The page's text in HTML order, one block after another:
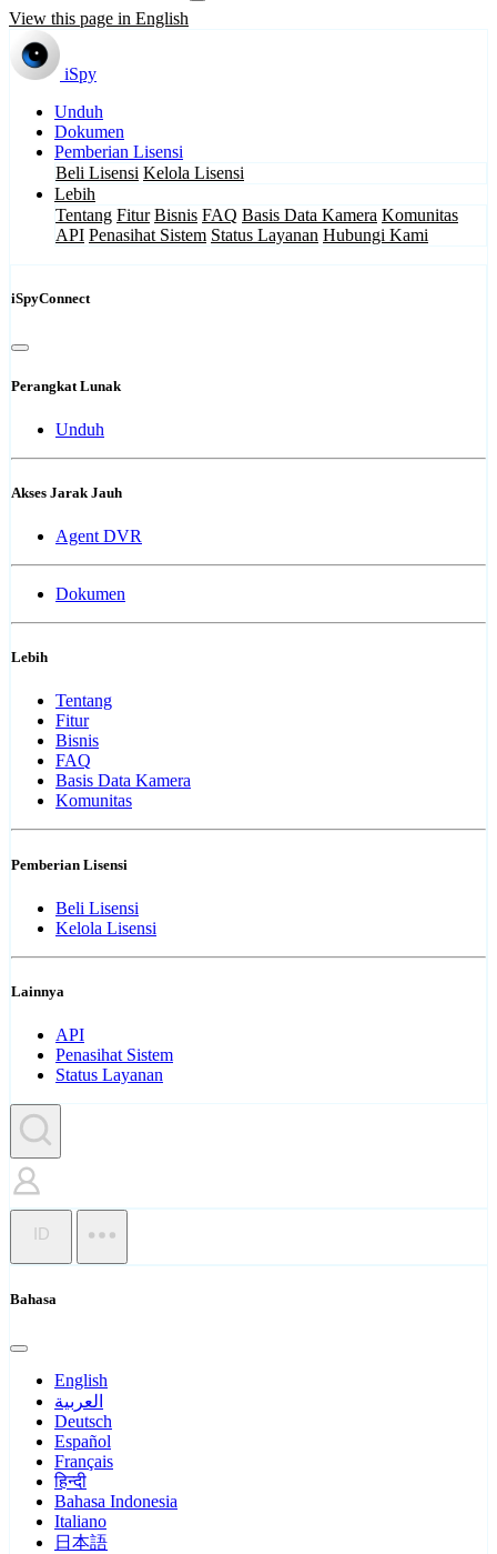
View this page in English
iSpy
Unduh
Dokumen
Pemberian Lisensi
Beli Lisensi Kelola Lisensi
Lebih
Tentang Fitur Bisnis FAQ Basis Data Kamera Komunitas
API Penasihat Sistem Status Layanan Hubungi Kami
iSpyConnect
Perangkat Lunak
Unduh
Akses Jarak Jauh
Agent DVR
Dokumen
Lebih
Tentang
Fitur
Bisnis
FAQ
Basis Data Kamera
Komunitas
Pemberian Lisensi
Beli Lisensi
Kelola Lisensi
Lainnya
API
Penasihat Sistem
Status Layanan
ID
Bahasa
English
العربية
Deutsch
Español
Français
हिन्दी
Bahasa Indonesia
Italiano
日本語